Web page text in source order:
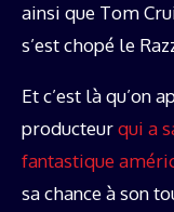
ainsi que Tom
s’est chopé le
Et c’est là qu’on
producteurqui a
fantastique
sa chance à son